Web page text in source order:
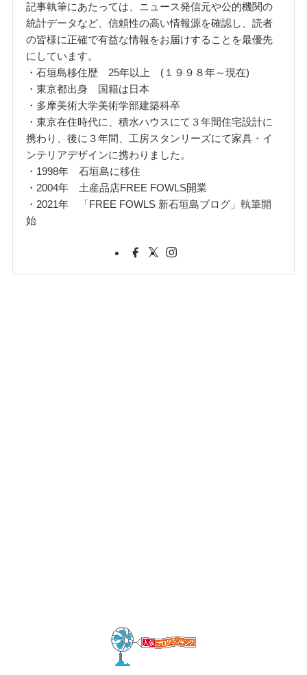
記事執筆にあたっては、ニュース発信元や公的機関の
統計データなど、信頼性の高い情報源を確認し、読者
の皆様に正確で有益な情報をお届けすることを最優先
にしています。
・石垣島移住歴 25年以上 (１９９８年～現在)
・東京都出身 国籍は日本
・多摩美術大学美術学部建築科卒
・東京在住時代に、積水ハウスにて３年間住宅設計に
携わり、後に３年間、工房スタンリーズにて家具・イ
ンテリアデザインに携わりました。
・1998年 石垣島に移住
・2004年 土産品店FREE FOWLS開業
・2021年 「FREE FOWLS 新石垣島ブログ」執筆開
始